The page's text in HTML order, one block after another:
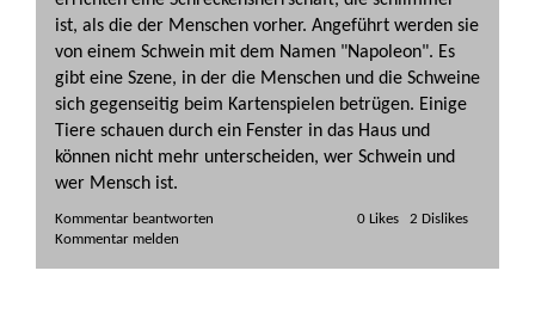
ist, als die der Menschen vorher. Angeführt werden sie
von einem Schwein mit dem Namen "Napoleon". Es
gibt eine Szene, in der die Menschen und die Schweine
sich gegenseitig beim Kartenspielen betrügen. Einige
Tiere schauen durch ein Fenster in das Haus und
können nicht mehr unterscheiden, wer Schwein und
wer Mensch ist.
Kommentar beantworten
0 Likes   2 Dislikes